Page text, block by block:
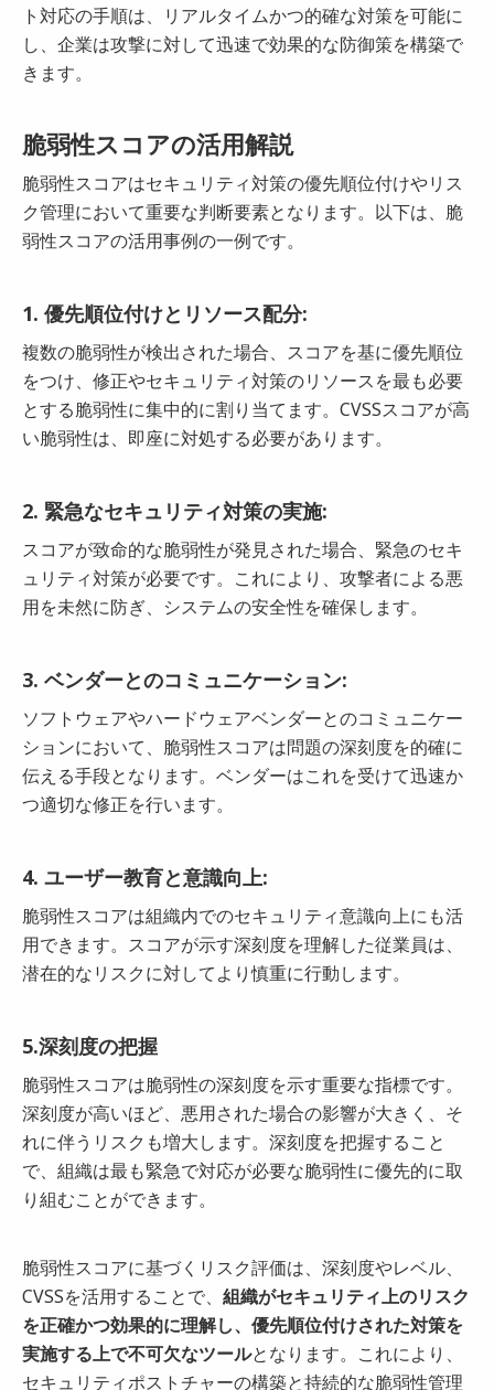
ト対応の手順は、リアルタイムかつ的確な対策を可能に
し、企業は攻撃に対して迅速で効果的な防御策を構築で
きます。
脆弱性スコアの活用解説
脆弱性スコアはセキュリティ対策の優先順位付けやリス
ク管理において重要な判断要素となります。以下は、脆
弱性スコアの活用事例の一例です。
1. 優先順位付けとリソース配分:
複数の脆弱性が検出された場合、スコアを基に優先順位
をつけ、修正やセキュリティ対策のリソースを最も必要
とする脆弱性に集中的に割り当てます。CVSSスコアが高
い脆弱性は、即座に対処する必要があります。
2. 緊急なセキュリティ対策の実施:
スコアが致命的な脆弱性が発見された場合、緊急のセキ
ュリティ対策が必要です。これにより、攻撃者による悪
用を未然に防ぎ、システムの安全性を確保します。
3. ベンダーとのコミュニケーション:
ソフトウェアやハードウェアベンダーとのコミュニケー
ションにおいて、脆弱性スコアは問題の深刻度を的確に
伝える手段となります。ベンダーはこれを受けて迅速か
つ適切な修正を行います。
4. ユーザー教育と意識向上:
脆弱性スコアは組織内でのセキュリティ意識向上にも活
用できます。スコアが示す深刻度を理解した従業員は、
潜在的なリスクに対してより慎重に行動します。
5.深刻度の把握
脆弱性スコアは脆弱性の深刻度を示す重要な指標です。
深刻度が高いほど、悪用された場合の影響が大きく、そ
れに伴うリスクも増大します。深刻度を把握すること
で、組織は最も緊急で対応が必要な脆弱性に優先的に取
り組むことができます。
脆弱性スコアに基づくリスク評価は、深刻度やレベル、
CVSSを活用することで、 組織がセキュリティ上のリスク
を正確かつ効果的に理解し、優先順位付けされた対策を
実施する上で不可欠なツールとなります。これにより、
セキュリティポストチャーの構築と持続的な脆弱性管理